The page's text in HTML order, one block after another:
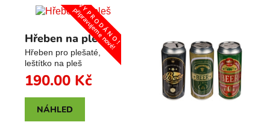
V Y P R O D Á N O !
připravujeme nové!
Hřeben na pleš
Hřeben pro plešaté,
leštítko na pleš
190.00 Kč
NÁHLED